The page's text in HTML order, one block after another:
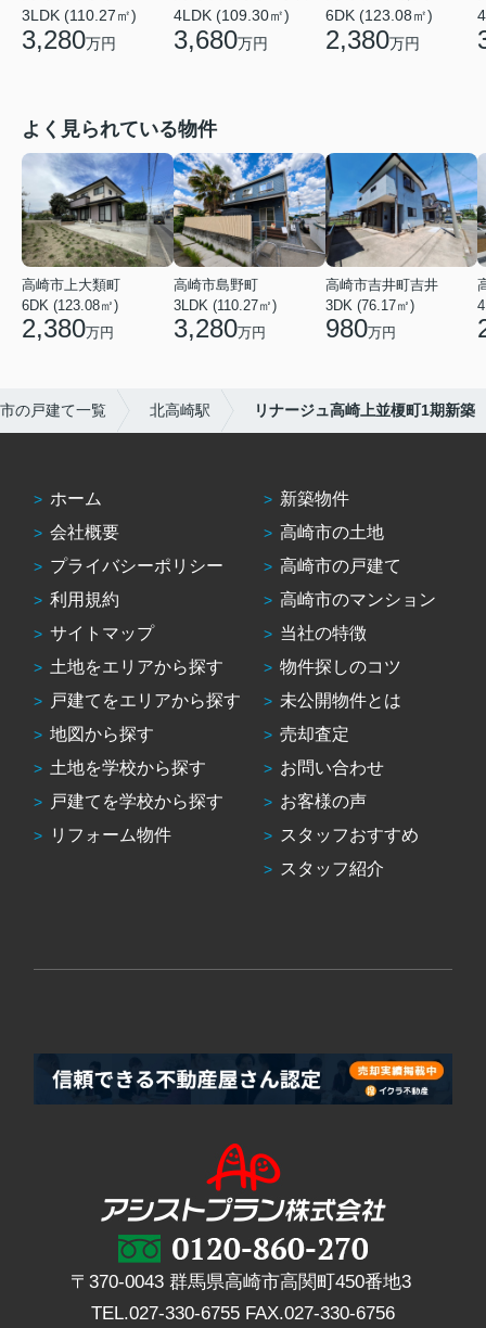
3LDK (110.27㎡)
3,280万円
4LDK (109.30㎡)
3,680万円
6DK (123.08㎡)
2,380万円
よく見られている物件
高崎市上大類町
6DK (123.08㎡)
2,380万円
高崎市島野町
3LDK (110.27㎡)
3,280万円
高崎市吉井町吉井
3DK (76.17㎡)
980万円
の戸建て一覧 北高崎駅 リナージュ高崎上並榎町1期新築
ホーム
会社概要
プライバシーポリシー
利用規約
サイトマップ
土地をエリアから探す
戸建てをエリアから探す
地図から探す
土地を学校から探す
戸建てを学校から探す
リフォーム物件
新築物件
高崎市の土地
高崎市の戸建て
高崎市のマンション
当社の特徴
物件探しのコツ
未公開物件とは
売却査定
お問い合わせ
お客様の声
スタッフおすすめ
スタッフ紹介
〒370-0043 群馬県高崎市高関町450番地3
TEL.027-330-6755 FAX.027-330-6756